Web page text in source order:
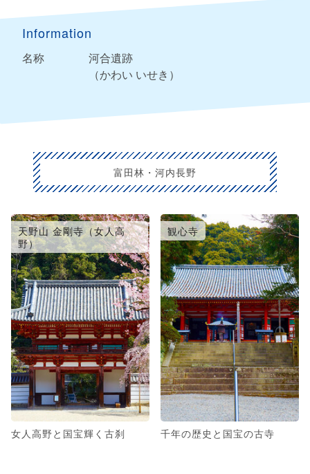
Information
名称
河合遺跡
（かわい いせき）
富田林・河内長野
天野山 金剛寺（女人高
野）
女人高野と国宝輝く古刹
観心寺
千年の歴史と国宝の古寺